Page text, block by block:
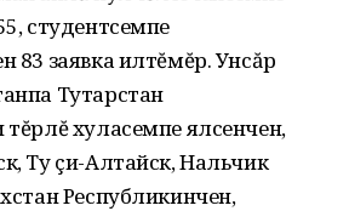
студентсемпе
83 заявка илтĕмĕр. Унсăр
Тутарстан
хуласемпе ялсенчен,
Ту çи-Алтайск, Нальчик
Республикинчен,